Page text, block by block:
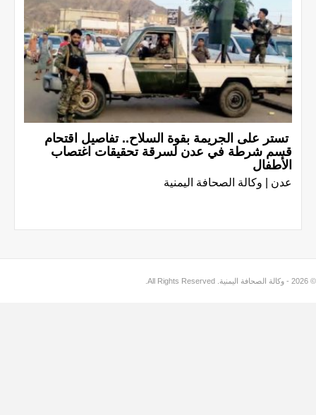
تستر على الجريمة بقوة السلاح.. تفاصيل اقتحام
قسم شرطة في عدن لسرقة تحقيقات اغتصاب
الأطفال
عدن | وكالة الصحافة اليمنية
© 2026 - وكالة الصحافة اليمنية. All Rights Reserved.